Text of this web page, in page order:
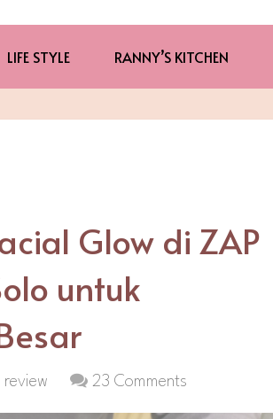
LIFE STYLE RANNY’S KITCHEN
Glow di ZAP
untuk
review 23 Comments